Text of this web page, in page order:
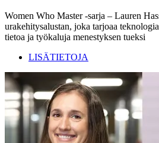
Women Who Master -sarja – Lauren
urakehitysalustan, joka tarjoaa
tietoa ja työkaluja menestyksen tueksi
LISÄTIETOJA